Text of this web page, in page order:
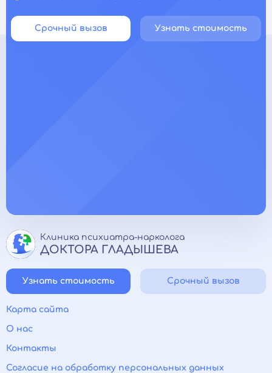
Срочный вызов Узнать стоимость
Клиника психиатра-нарколога
ДОКТОРА ГЛАДЫШЕВА
Узнать стоимость Срочный вызов
Карта сайта
О нас
Контакты
Согласие на обработку персональных данных